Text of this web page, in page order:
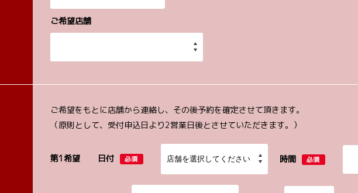
ご希望店舗
ご希望をもとに店舗から連絡し、その後予約を確定させて頂きます。
（原則として、受付申込日より2営業日後とさせていただきます。）
第1希望 日付 必須 時間 必須